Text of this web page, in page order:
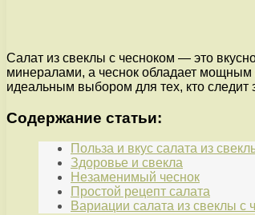
Салат из свеклы с чесноком — это
минералами, а чеснок обладает мощным
идеальным выбором для тех, кто следит
Содержание статьи:
Польза и вкус салата из
Здоровье и свекла
Незаменимый чеснок
Простой рецепт салата
Вариации салата из свеклы с